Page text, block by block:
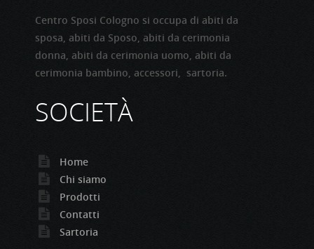
Centro Sposi Cologno si occupa di abiti da
sposa, abiti da Sposo, abiti da cerimonia
donna, abiti da cerimonia uomo, abiti da
cerimonia bambino, accessori, sartoria.
SOCIETÀ
Home
Chi siamo
Prodotti
Contatti
Sartoria